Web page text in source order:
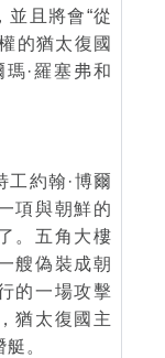
並且將會“從
的猶太復國
·羅塞弗和
工約翰·博爾
項與朝鮮的
。五角大樓
艘偽裝成朝
的一場攻擊
猶太復國主
。